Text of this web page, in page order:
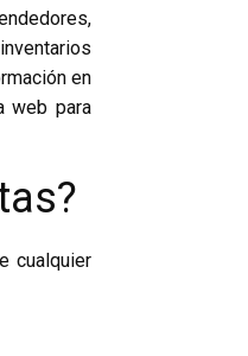
en
web para
cualquier